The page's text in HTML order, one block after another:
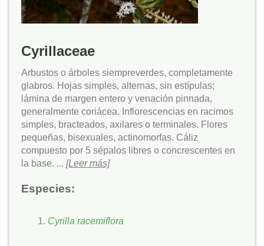
Cyrillaceae
Arbustos o árboles siempreverdes, completamente
glabros. Hojas simples, alternas, sin estípulas;
lámina de margen entero y venación pinnada,
generalmente coriácea. Inflorescencias en racimos
simples, bracteados, axilares o terminales. Flores
pequeñas, bisexuales, actinomorfas. Cáliz
compuesto por 5 sépalos libres o concrescentes en
la base. ... [Leer más]
Especies:
Cyrilla racemiflora